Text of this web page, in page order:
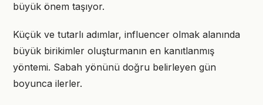
büyük önem taşıyor.
Küçük ve tutarlı adımlar, influencer olmak alanında
büyük birikimler oluşturmanın en kanıtlanmış
yöntemi. Sabah yönünü doğru belirleyen gün
boyunca ilerler.